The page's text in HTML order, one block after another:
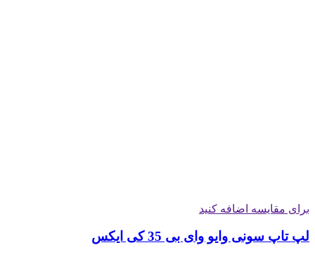
برای مقایسه اضافه کنید
لپ تاپ سونی وایو وای بی 35 کی ایکس